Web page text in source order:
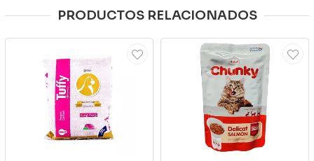
PRODUCTOS RELACIONADOS